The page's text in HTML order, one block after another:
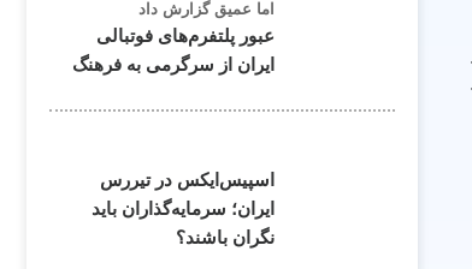
اما عمیق گزارش داد
عبور پلتفرم‌های فوتبالی
ایران از سرگرمی به فرهنگ
اسپیس‌ایکس در تیررس
ایران؛ سرمایه‌گذاران باید
نگران باشند؟